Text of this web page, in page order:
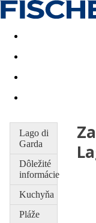
Last minute
Lago di
Garda
Dôležité
informácie
Kuchyňa
Pláže